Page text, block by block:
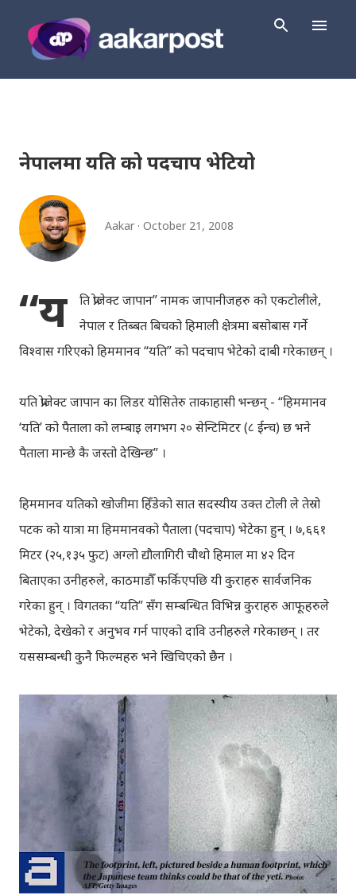
नेपालमा यति को पदचाप भेटियो
Aakar October 21, 2008
“य
ति प्रोजेक्ट जापान” नामक जापानीजहरु को एकटोलीले,
नेपाल र तिब्बत बिचको हिमाली क्षेत्रमा बसोबास गर्ने
विश्वास गरिएको हिममानव “यति” को पदचाप भेटेको दाबी गरेकाछन् ।
यति प्रोजेक्ट जापान का लिडर योसितेरु ताकाहासी भन्छन् - “हिममानव
‘यति’ को पैताला को लम्बाइ लगभग २० सेन्टिमिटर (८ ईन्च) छ भने
पैताला मान्छे कै जस्तो देखिन्छ” ।
हिममानव यतिको खोजीमा हिँडेको सात सदस्यीय उक्त टोली ले तेस्रो
पटक को यात्रा मा हिममानवको पैताला (पदचाप) भेटेका हुन् । ७,६६१
मिटर (२५,१३५ फुट) अग्लो द्यौलागिरी चौथो हिमाल मा ४२ दिन
बिताएका उनीहरुले, काठमाडौँ फर्किएपछि यी कुराहरु सार्वजनिक
गरेका हुन् । विगतका “यति” सँग सम्बन्धित विभिन्न कुराहरु आफूहरुले
भेटेको, देखेको र अनुभव गर्न पाएको दावि उनीहरुले गरेकाछन् । तर
यससम्बन्धी कुनै फिल्महरु भने खिचिएको छैन ।